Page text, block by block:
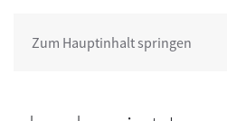
Zum Hauptinhalt springen